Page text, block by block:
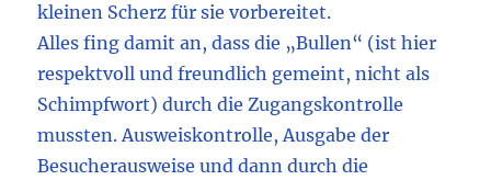
kleinen Scherz für sie vorbereitet.
Alles fing damit an, dass die „Bullen“ (ist hier
respektvoll und freundlich gemeint, nicht als
Schimpfwort) durch die Zugangskontrolle
mussten. Ausweiskontrolle, Ausgabe der
Besucherausweise und dann durch die